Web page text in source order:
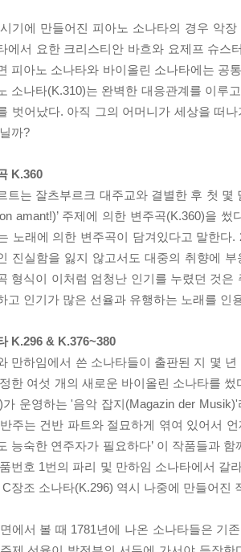
기에 만들어진 피아노 소나타의 경우 악
에서 요한 크리스티안 바흐와 요제프 슈스
피아노 소나타와 바이올린 소나타에는 공
소나타(K.310)는 완벽한 대응관계를 이루
벗어났다. 아직 그의 어머니가 세상을 떠
까?
K.360
트는 잘츠부르크 대주교와 결별한 후 첫 몇
amant!)’ 주제에 의한 변주곡(K.360)을 썼
노래에 의한 변주곡이 담겨있다고 말한
진실함을 잃지 않고서도 대중의 취향에
형식이 이처럼 엄청난 인기를 누렸던 것
고 인기가 많은 선율과 유행하는 노래를 인
K.296 & K.376~380
만하임에서 쓴 소나타들이 출판된 지 몇
한 여섯 개의 새로운 바이올린 소나타를
가 운영하는 '음악 잡지(Magazin der
주는 건반 파트와 절묘하게 엮여 있어서
능숙한 연주자가 필요하다’ 이 작품들과
번호 1번의 파리 및 만하임 소나타에서 갈
C장조 소나타(K.296) 역시 나중에 만들어진
에서 볼 때 1781년에 나온 소나타들은 기